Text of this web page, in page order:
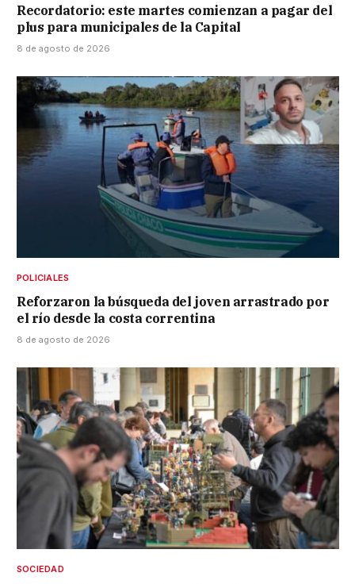
Recordatorio: este martes comienzan a pagar del
plus para municipales de la Capital
8 de agosto de 2026
POLICIALES
Reforzaron la búsqueda del joven arrastrado por
el río desde la costa correntina
8 de agosto de 2026
SOCIEDAD